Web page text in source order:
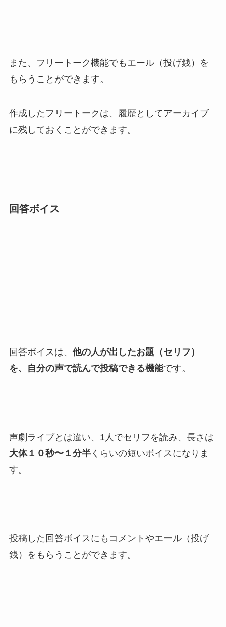
また、フリートーク機能でもエール（投げ銭）を
もらうことができます。
作成したフリートークは、履歴としてアーカイブ
に残しておくことができます。
回答ボイス
回答ボイスは、 他の人が出したお題（セリフ）
を、自分の声で読んで投稿できる機能です。
声劇ライブとは違い、1人でセリフを読み、長さは
大体１０秒〜１分半くらいの短いボイスになりま
す。
投稿した回答ボイスにもコメントやエール（投げ
銭）をもらうことができます。